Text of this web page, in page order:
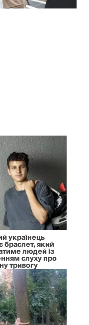
українець
браслет, який
людей із
слуху про
тривогу